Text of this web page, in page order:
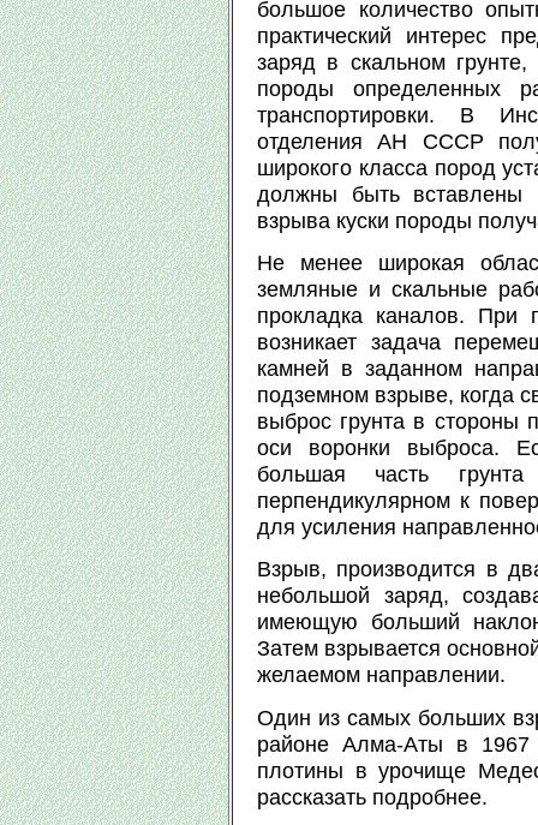
большое количество
практический интерес
заряд в скальном
породы определенных
транспортировки. В
отделения АН СССР
широкого класса пород
должны быть
взрыва куски породы
Не менее широкая
земляные и скальные
прокладка каналов. При
возникает задача
камней в заданном
подземном взрыве, когда
выброс грунта в стороны
оси воронки выброса.
большая часть
перпендикулярном к
для усиления
Взрыв, производится в
небольшой заряд,
имеющую больший
Затем взрывается
желаемом направлении.
Один из самых больших
районе Алма-Аты в 1967
плотины в урочище
рассказать подробнее.